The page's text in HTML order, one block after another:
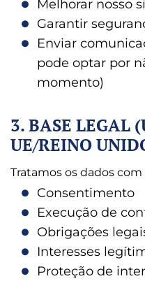
Melhorar nosso
Garantir
Enviar
pode optar por
momento)
3. BASE LEGAL
UE/REINO
Tratamos os dados com
Consentimento
Execução de
Obrigações
Interesses
Proteção de